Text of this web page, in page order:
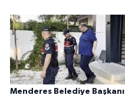
Menderes Belediye Başkanı